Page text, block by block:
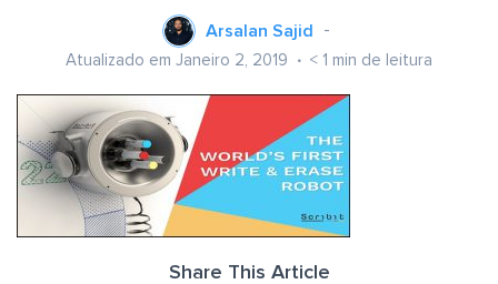
Arsalan Sajid
Atualizado em Janeiro 2, 2019 < 1 min de leitura
Share This Article